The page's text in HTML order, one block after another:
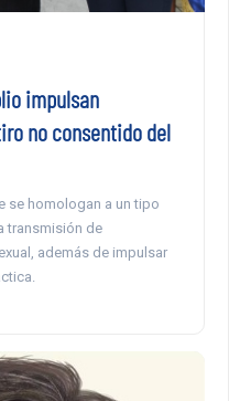
impulsan
no consentido del
se homologan a un tipo
transmisión de
además de impulsar